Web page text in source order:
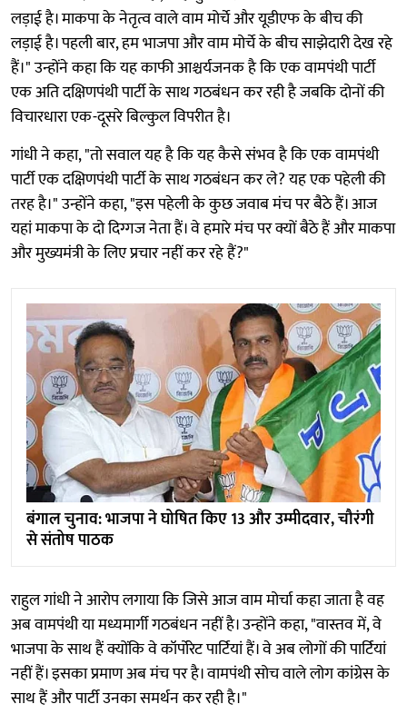
लड़ाई है। माकपा के नेतृत्व वाले वाम मोर्चे और यूडीएफ के बीच की
लड़ाई है। पहली बार, हम भाजपा और वाम मोर्चे के बीच साझेदारी देख रहे
हैं।" उन्होंने कहा कि यह काफी आश्चर्यजनक है कि एक वामपंथी पार्टी
एक अति दक्षिणपंथी पार्टी के साथ गठबंधन कर रही है जबकि दोनों की
विचारधारा एक-दूसरे बिल्कुल विपरीत है।
गांधी ने कहा, "तो सवाल यह है कि यह कैसे संभव है कि एक वामपंथी
पार्टी एक दक्षिणपंथी पार्टी के साथ गठबंधन कर ले? यह एक पहेली की
तरह है।" उन्होंने कहा, "इस पहेली के कुछ जवाब मंच पर बैठे हैं। आज
यहां माकपा के दो दिग्गज नेता हैं। वे हमारे मंच पर क्यों बैठे हैं और माकपा
और मुख्यमंत्री के लिए प्रचार नहीं कर रहे हैं?"
बंगाल चुनाव: भाजपा ने घोषित किए 13 और उम्मीदवार, चौरंगी
से संतोष पाठक
राहुल गांधी ने आरोप लगाया कि जिसे आज वाम मोर्चा कहा जाता है वह
अब वामपंथी या मध्यमार्गी गठबंधन नहीं है। उन्होंने कहा, "वास्तव में, वे
भाजपा के साथ हैं क्योंकि वे कॉर्पोरेट पार्टियां हैं। वे अब लोगों की पार्टियां
नहीं हैं। इसका प्रमाण अब मंच पर है। वामपंथी सोच वाले लोग कांग्रेस के
साथ हैं और पार्टी उनका समर्थन कर रही है।"